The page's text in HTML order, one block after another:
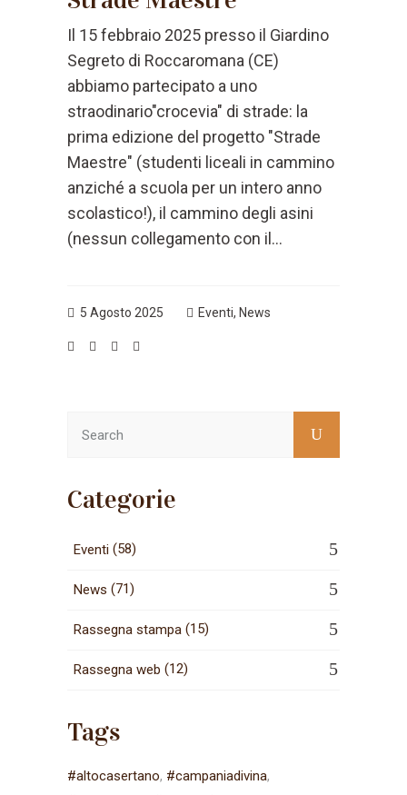
Il 15 febbraio 2025 presso il Giardino
Segreto di Roccaromana (CE)
abbiamo partecipato a uno
straodinario"crocevia" di strade: la
prima edizione del progetto "Strade
Maestre" (studenti liceali in cammino
anziché a scuola per un intero anno
scolastico!), il cammino degli asini
(nessun collegamento con il...
5 Agosto 2025 Eventi, News
Categorie
Eventi (58)
News (71)
Rassegna stampa (15)
Rassegna web (12)
Tags
#altocasertano #campaniadivina